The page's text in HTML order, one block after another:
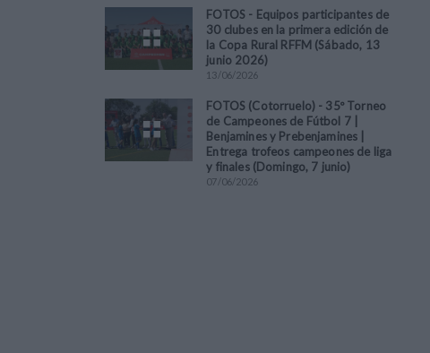
FOTOS - Equipos participantes de
30 clubes en la primera edición de
la Copa Rural RFFM (Sábado, 13
junio 2026)
13/06/2026
FOTOS (Cotorruelo) - 35º Torneo
de Campeones de Fútbol 7 |
Benjamines y Prebenjamines |
Entrega trofeos campeones de liga
y finales (Domingo, 7 junio)
07/06/2026